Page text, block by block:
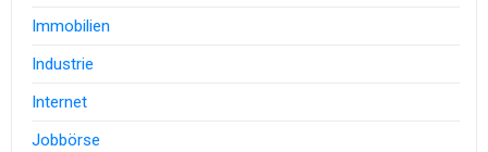
Immobilien
Industrie
Internet
Jobbörse